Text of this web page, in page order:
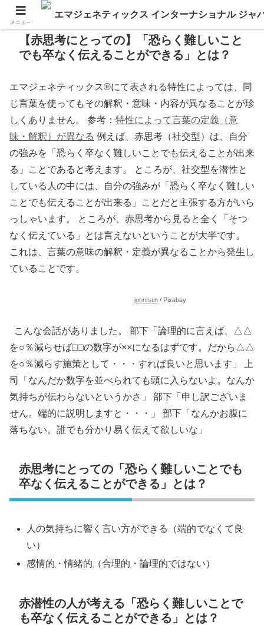
【赤思考にとっての】「恐らく難しいこと
でも卒なく伝えることができる」とは？
エマジェネティックス®にて表される特性によっては、同
じ言葉を使ってもその解釈・意味・内容が異なることが珍
しくありません。 参考： 特性によって言葉の定義（意
味・解釈）が異なる 例えば、赤思考（社交型）は、自分
の強みを「恐らく卒なく難しいことでも伝えることが出来
る」ことであると考えます。 ところが、社交型を潜性と
している人の中には、自分の強みが「恐らく卒なく難しい
ことでも伝えることが出来る」ことだと主張する方がいら
っしゃいます。 ところが、赤思考から見ると全く「そつ
なく伝えている」とは言えないということが大半です。
これは、言葉の意味の解釈・定義が異なることから発生し
ていることです。
johnhain / Pixabay
こんな会話がありました。 部下「論理的に言えば、△△
を○％減らせば□□の数字が××になるはずです。だから△△
を○％減らす施策として・・・すれば良いと思います」 上
司「なんだか数字を並べられても頭に入らないよ。なんか
気持ちが伝わらないというかさ」 部下「申し訳ございま
せん。端的に説明しますと・・・」 部下「なんかお腹に
落ちない。誰でも分かり易く伝えて欲しいな」
赤思考にとっての「恐らく難しいことでも
卒なく伝えることができる」とは？
人の気持ちに響く言い方ができる（端的でなくて良
い）
感情的・情緒的（合理的・論理的ではない）
赤潜性の人が考える「恐らく難しいことで
も卒なく伝えることができる」とは？
メニュー